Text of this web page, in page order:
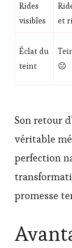
Rides
visibles
et
Éclat du
teint
😐
Son retour
véritable
perfection
promesse